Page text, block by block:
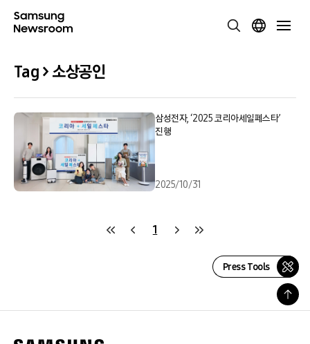
Tag > 소상공인
삼성전자, ‘2025 코리아세일페스타’
진행
2025/10/31
1
Press Tools